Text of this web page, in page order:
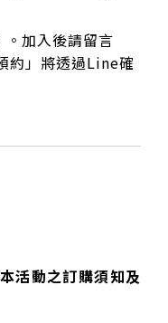
加入後請留言
約」將透過Line確
活動之訂購須知及